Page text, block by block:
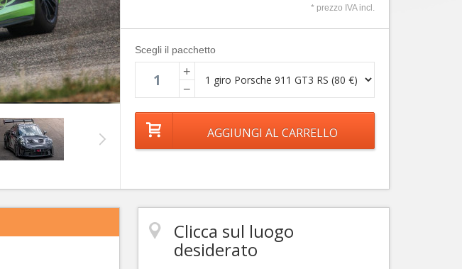
* prezzo IVA incl.
Scegli il pacchetto
+
−
Clicca sul luogo
desiderato